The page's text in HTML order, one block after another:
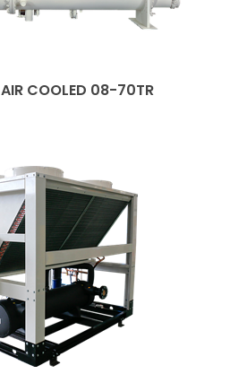
AIR COOLED 08-70TR